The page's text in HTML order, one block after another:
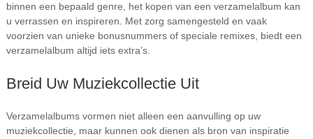
binnen een bepaald genre, het kopen van een verzamelalbum kan
u verrassen en inspireren. Met zorg samengesteld en vaak
voorzien van unieke bonusnummers of speciale remixes, biedt een
verzamelalbum altijd iets extra’s.
Breid Uw Muziekcollectie Uit
Verzamelalbums vormen niet alleen een aanvulling op uw
muziekcollectie, maar kunnen ook dienen als bron van inspiratie